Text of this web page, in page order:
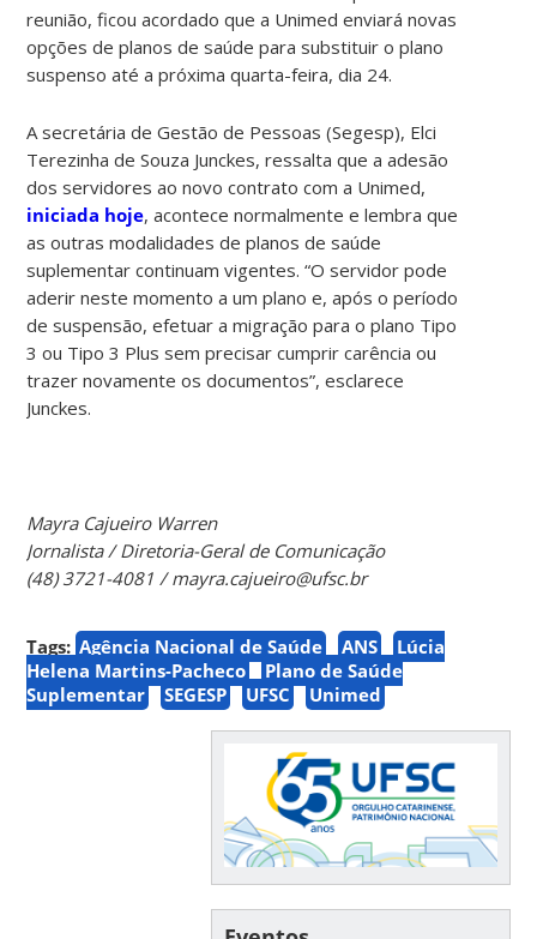
reunião, ficou acordado que a Unimed enviará novas
opções de planos de saúde para substituir o plano
suspenso até a próxima quarta-feira, dia 24.
A secretária de Gestão de Pessoas (Segesp), Elci
Terezinha de Souza Junckes, ressalta que a adesão
dos servidores ao novo contrato com a Unimed,
iniciada hoje, acontece normalmente e lembra que
as outras modalidades de planos de saúde
suplementar continuam vigentes. “O servidor pode
aderir neste momento a um plano e, após o período
de suspensão, efetuar a migração para o plano Tipo
3 ou Tipo 3 Plus sem precisar cumprir carência ou
trazer novamente os documentos”, esclarece
Junckes.
Mayra Cajueiro Warren
Jornalista / Diretoria-Geral de Comunicação
(48) 3721-4081 / mayra.cajueiro@ufsc.br
Tags: Agência Nacional de Saúde ANS
Lúcia
Helena Martins-Pacheco
Plano de Saúde
Suplementar
SEGESP UFSC Unimed